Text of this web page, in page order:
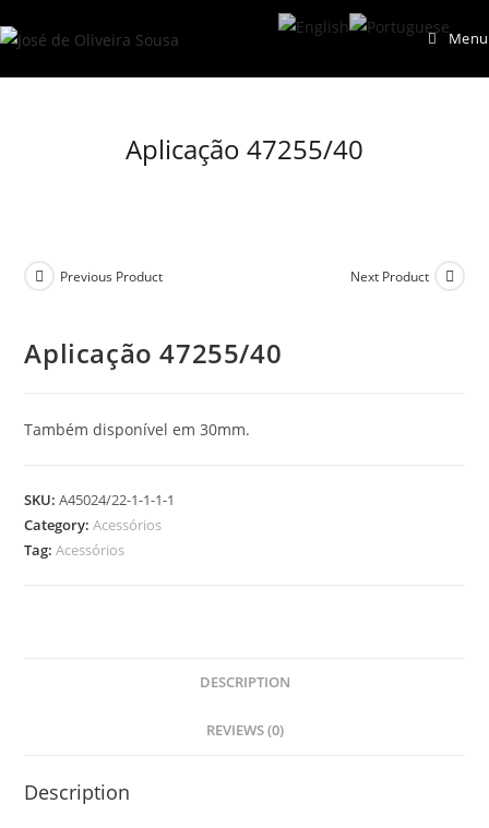
to
Menu
Aplicação 47255/40
Previous Product Next Product
Aplicação 47255/40
Também disponível em 30mm.
SKU:A45024/22-1-1-1-1
Category:Acessórios
Tag:Acessórios
DESCRIPTION
REVIEWS (0)
Description